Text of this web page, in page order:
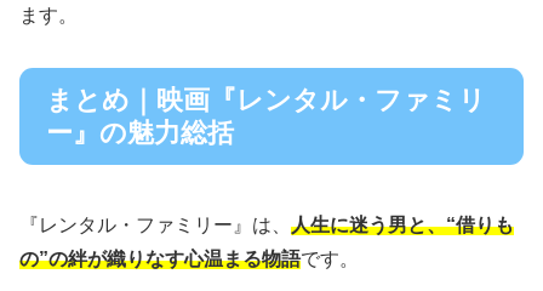
ます。
まとめ｜映画『レンタル・ファミリ
ー』の魅力総括
『レンタル・ファミリー』は、 人生に迷う男と、“借りも
の”の絆が織りなす心温まる物語です。